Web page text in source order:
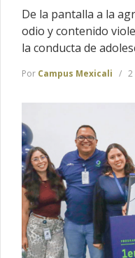
De la pantalla a la
odio y contenido
la conducta de
Por Campus Mexicali 2